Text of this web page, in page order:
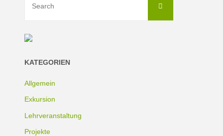
Search
KATEGORIEN
Allgemein
Exkursion
Lehrveranstaltung
Projekte